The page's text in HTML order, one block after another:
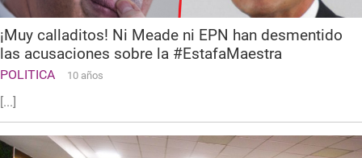
¡Muy calladitos! Ni Meade ni EPN han desmentido
las acusaciones sobre la #EstafaMaestra
POLITICA 10 años
[...]